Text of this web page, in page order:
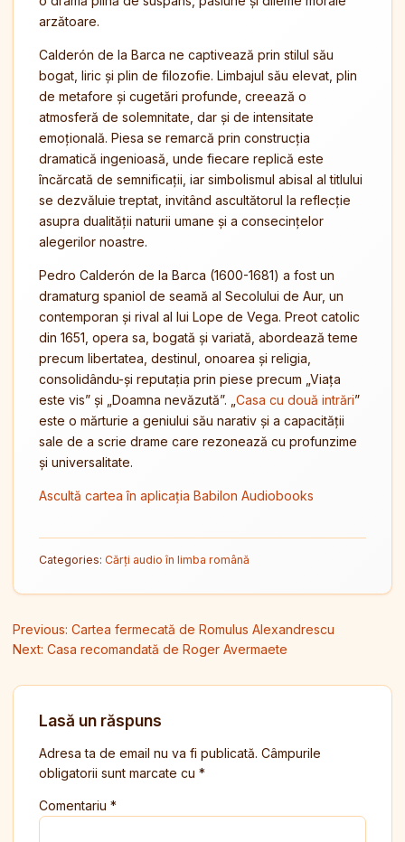
arzătoare.
Calderón de la Barca ne captivează prin stilul său
bogat, liric și plin de filozofie. Limbajul său elevat, plin
de metafore și cugetări profunde, creează o
atmosferă de solemnitate, dar și de intensitate
emoțională. Piesa se remarcă prin construcția
dramatică ingenioasă, unde fiecare replică este
încărcată de semnificații, iar simbolismul abisal al titlului
se dezvăluie treptat, invitând ascultătorul la reflecție
asupra dualității naturii umane și a consecințelor
alegerilor noastre.
Pedro Calderón de la Barca (1600-1681) a fost un
dramaturg spaniol de seamă al Secolului de Aur, un
contemporan și rival al lui Lope de Vega. Preot catolic
din 1651, opera sa, bogată și variată, abordează teme
precum libertatea, destinul, onoarea și religia,
consolidându-și reputația prin piese precum „Viața
este vis” și „Doamna nevăzută”. „ Casa cu două intrări”
este o mărturie a geniului său narativ și a capacității
sale de a scrie drame care rezonează cu profunzime
și universalitate.
Ascultă cartea în aplicația Babilon Audiobooks
Categories: Cărți audio în limba română
Navigare în articole
Previous: Cartea fermecată de Romulus Alexandrescu
Next: Casa recomandată de Roger Avermaete
Lasă un răspuns
Adresa ta de email nu va fi publicată. Câmpurile
obligatorii sunt marcate cu *
Comentariu *